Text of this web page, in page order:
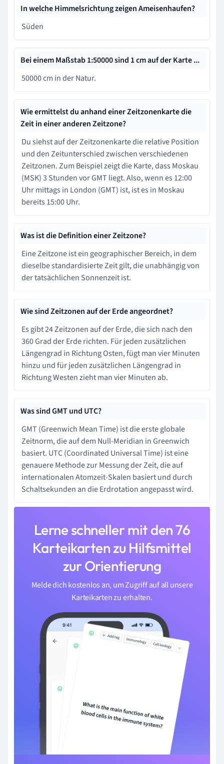
In welche Himmelsrichtung zeigen Ameisenhaufen?
Süden
Bei einem Maßstab 1:50000 sind 1 cm auf der Karte ...
50000 cm in der Natur.
Wie ermittelst du anhand einer Zeitzonenkarte die
Zeit in einer anderen Zeitzone?
Du siehst auf der Zeitzonenkarte die relative Position
und den Zeitunterschied zwischen verschiedenen
Zeitzonen. Zum Beispiel zeigt die Karte, dass Moskau
(MSK) 3 Stunden vor GMT liegt. Also, wenn es 12:00
Uhr mittags in London (GMT) ist, ist es in Moskau
bereits 15:00 Uhr.
Was ist die Definition einer Zeitzone?
Eine Zeitzone ist ein geographischer Bereich, in dem
dieselbe standardisierte Zeit gilt, die unabhängig von
der tatsächlichen Sonnenzeit ist.
Wie sind Zeitzonen auf der Erde angeordnet?
Es gibt 24 Zeitzonen auf der Erde, die sich nach den
360 Grad der Erde richten. Für jeden zusätzlichen
Längengrad in Richtung Osten, fügt man vier Minuten
hinzu und für jeden zusätzlichen Längengrad in
Richtung Westen zieht man vier Minuten ab.
Was sind GMT und UTC?
GMT (Greenwich Mean Time) ist die erste globale
Zeitnorm, die auf dem Null-Meridian in Greenwich
basiert. UTC (Coordinated Universal Time) ist eine
genauere Methode zur Messung der Zeit, die auf
internationalen Atomzeit-Skalen basiert und durch
Schaltsekunden an die Erdrotation angepasst wird.
Lerne schneller mit den 76
Karteikarten zu Hilfsmittel
zur Orientierung
Melde dich kostenlos an, um Zugriff auf all unsere
Karteikarten zu erhalten.